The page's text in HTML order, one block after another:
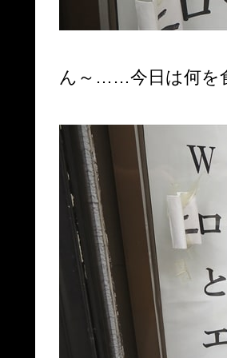
ん～……今日は何を